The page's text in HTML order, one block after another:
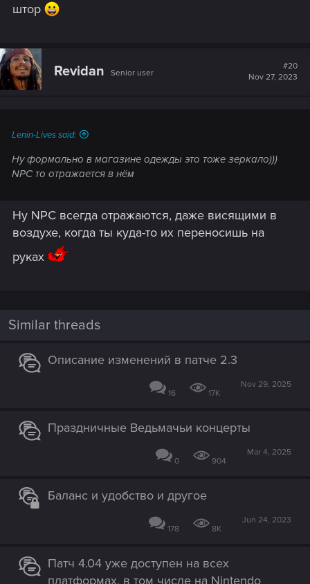
штор
Revidan Senior user
#20
Nov 27, 2023
Lenin-Lives said:
Ну формально в магазине одежды это тоже зеркало)))
NPC то отражается в нём
Ну NPC всегда отражаются, даже висящими в
воздухе, когда ты куда-то их переносишь на
руках
Similar threads
Описание изменений в патче 2.3
16 17K
Nov 29, 2025
Праздничные Ведьмачьи концерты
0 904
Mar 4, 2025
Баланс и удобство и другое
178 8K
Jun 24, 2023
Патч 4.04 уже доступен на всех
платформах, в том числе на Nintendo